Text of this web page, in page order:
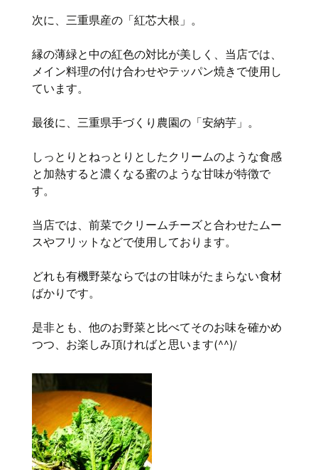
次に、三重県産の「紅芯大根」。
縁の薄緑と中の紅色の対比が美しく、当店では、
メイン料理の付け合わせやテッパン焼きで使用し
ています。
最後に、三重県手づくり農園の「安納芋」。
しっとりとねっとりとしたクリームのような食感
と加熱すると濃くなる蜜のような甘味が特徴で
す。
当店では、前菜でクリームチーズと合わせたムー
スやフリットなどで使用しております。
どれも有機野菜ならではの甘味がたまらない食材
ばかりです。
是非とも、他のお野菜と比べてそのお味を確かめ
つつ、お楽しみ頂ければと思います(^^)/